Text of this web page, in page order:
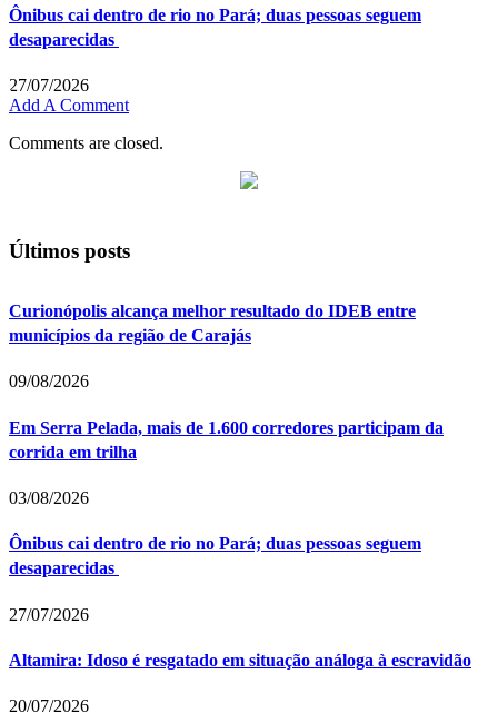
Ônibus cai dentro de rio no Pará; duas pessoas seguem
desaparecidas
27/07/2026
Add A Comment
Comments are closed.
Últimos posts
Curionópolis alcança melhor resultado do IDEB entre
municípios da região de Carajás
09/08/2026
Em Serra Pelada, mais de 1.600 corredores participam da
corrida em trilha
03/08/2026
Ônibus cai dentro de rio no Pará; duas pessoas seguem
desaparecidas
27/07/2026
Altamira: Idoso é resgatado em situação análoga à escravidão
20/07/2026